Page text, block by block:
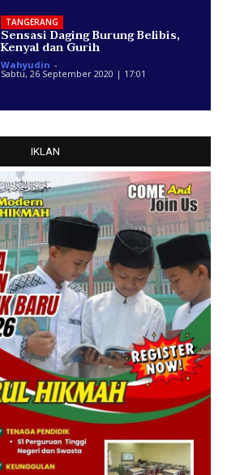
TANGERANG
Sensasi Daging Burung Belibis,
Kenyal dan Gurih
Wahyudin -
Sabtu, 26 September 2020 | 17:01
IKLAN